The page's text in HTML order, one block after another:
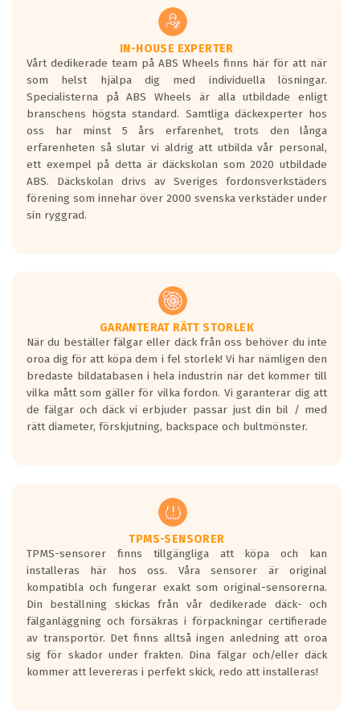
vilken körstil du använder.
Våtgrepp egenskaper:
Betygsskalan är satt A till F. Där A påvisar
den kortaste bromssträckan och F är den
längsta.
Inga D eller G betyg delas ut för
personbilar och lätta lastbilar.
Betyget sätts efter ett test där däcken
skall bromsa in på en väg där det ligger
0.5-1.5 mm vatten.
I 80km/h kommer skillnaden på
Vid körning i över 50km/h brukar
rullmotståndets ljud överträffa
motorljudet.
På däckmärkningen kommer det finnas
en symbol av ett däck med vågar. Hög
bullernivå markeras med svarta vågor
medans de vita vågorna påvisar om det är
ett tyst däck.
regelverket som introduceras år 2016.
Ett däck med två svarta vågor är redan
godkända för år 2016 nya regelverk.
Ett däck med en svart våg kommer vara
minst tre decibel tystare än det
regelverk som börjar gälla 2016.
IN-HOUSE EXPERTER
Vårt dedikerade team på ABS Wheels finns här för att när
som helst hjälpa dig med individuella lösningar.
Specialisterna på ABS Wheels är alla utbildade enligt
branschens högsta standard. Samtliga däckexperter hos
oss har minst 5 års erfarenhet, trots den långa
erfarenheten så slutar vi aldrig att utbilda vår personal,
ett exempel på detta är däckskolan som 2020 utbildade
ABS. Däckskolan drivs av Sveriges fordonsverkstäders
förening som innehar över 2000 svenska verkstäder under
sin ryggrad.
GARANTERAT RÄTT STORLEK
När du beställer fälgar eller däck från oss behöver du inte
oroa dig för att köpa dem i fel storlek! Vi har nämligen den
bredaste bildatabasen i hela industrin när det kommer till
vilka mått som gäller för vilka fordon. Vi garanterar dig att
de fälgar och däck vi erbjuder passar just din bil / med
rätt diameter, förskjutning, backspace och bultmönster.
TPMS-SENSORER
TPMS-sensorer finns tillgängliga att köpa och kan
installeras här hos oss. Våra sensorer är original
kompatibla och fungerar exakt som original-sensorerna.
Din beställning skickas från vår dedikerade däck- och
fälganläggning och försäkras i förpackningar certifierade
av transportör. Det finns alltså ingen anledning att oroa
sig för skador under frakten. Dina fälgar och/eller däck
kommer att levereras i perfekt skick, redo att installeras!